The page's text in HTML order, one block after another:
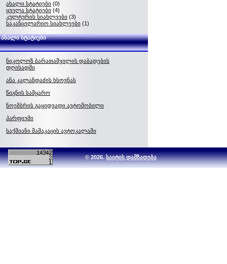
ახალი სტატიები (0)
ყველა სტატიები (4)
კულტურის სიახლეები (3)
საკანცელარიო სიახლეები (1)
ახალი სტატიები
ნიკოლოზ ბარათაშვილის დაბადების
დღისადმი
ანა კალანდაძის ხსოვნას
წიგნის სამყარო
ნოემბრის გაყიდვადი ავტომობილი
პარფიუმი
საქმიანი მამაკაცის ავტოკალამი
© 2026.საიტის დამზადება